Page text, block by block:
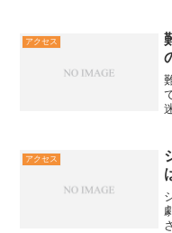
アクセス
アクセス